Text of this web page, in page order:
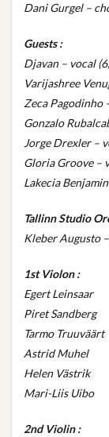
Dani Gurgel –
Guests :
Djavan – vocal
Varijashree
Zeca Pagodinho
Gonzalo
Jorge Drexler –
Gloria Groove –
Lakecia
Tallinn Studio
Kleber Augusto
1st Violon :
Egert Leinsaar
Piret Sandberg
Tarmo Truuväärt
Astrid Muhel
Helen Västrik
Mari-Liis Uibo
2nd Violin :